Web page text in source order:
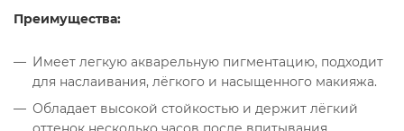
Преимущества:
Имеет легкую акварельную пигментацию, подходит
для наслаивания, лёгкого и насыщенного макияжа.
Обладает высокой стойкостью и держит лёгкий